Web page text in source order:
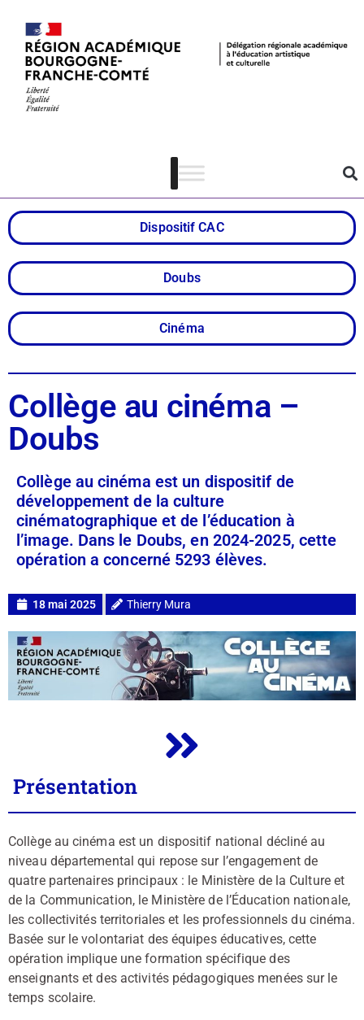
Collège au
cinéma – Doubs
Dispositif CAC
Doubs
Cinéma
Collège au cinéma –
Doubs
Collège au cinéma est un dispositif de
développement de la culture
cinématographique et de l’éducation à
l’image. Dans le Doubs, en 2024-2025, cette
opération a concerné 5293 élèves.
18 mai 2025 Thierry Mura
Présentation
Collège au cinéma est un dispositif national décliné au
niveau départemental qui repose sur l’engagement de
quatre partenaires principaux : le Ministère de la Culture et
de la Communication, le Ministère de l’Éducation nationale,
les collectivités territoriales et les professionnels du cinéma.
Basée sur le volontariat des équipes éducatives, cette
opération implique une formation spécifique des
enseignants et des activités pédagogiques menées sur le
temps scolaire.